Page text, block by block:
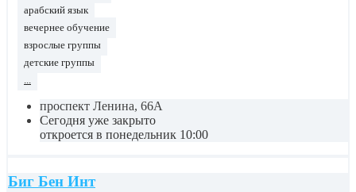
арабский язык
вечернее обучение
взрослые группы
детские группы
...
проспект Ленина, 66А
Сегодня уже закрыто
откроется в понедельник 10:00
Биг Бен Инт